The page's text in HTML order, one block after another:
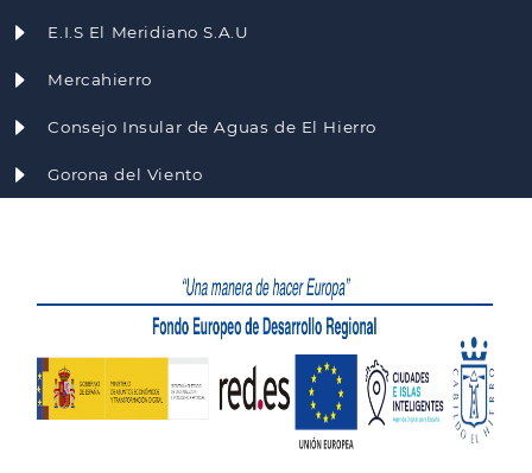
E.I.S El Meridiano S.A.U
Mercahierro
Consejo Insular de Aguas de El Hierro
Gorona del Viento